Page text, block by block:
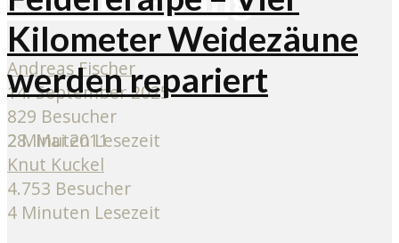
Andreas Fischer
14. September 2025
829 Besucher
2 Minuten Lesezeit
Kilometer Weidezäune
werden repariert
28. Mai 2011
Knut Kuckel
4.753 Besucher
4 Minuten Lesezeit